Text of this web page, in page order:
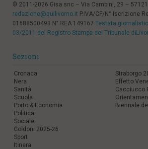
© 2011-2026 Gisa snc – Via Cambini, 29 –
redazione@quilivorno.it P.IVA/CF/N° Iscrizione
01688500493 N° REA 149167 Testata
03/2011 del Registro Stampa del Tribunale
Sezioni
Cronaca
Nera
Sanità
Scuola
Porto & Economia
Politica
Sociale
Goldoni 2025-26
Sport
Itinera
Straborgo
Effetto
Cacciucco
Biennale